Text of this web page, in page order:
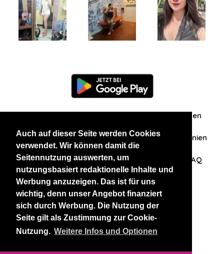
Auch auf dieser Seite werden Cookies
verwendet. Wir können damit die
Seitennutzung auswerten, um
nutzungsbasiert redaktionelle Inhalte und
Werbung anzuzeigen. Das ist für uns
wichtig, denn unser Angebot finanziert
sich durch Werbung. Die Nutzung der
Seite gilt als Zustimmung zur Cookie-
Nutzung. Weitere Infos und Optionen
Zuschriften/Erfahrungen
Datenschutzerklärung AGB Datenschutzrichtlinien
Nehmen Sie Kontakt mit uns auf FAQ
Unsere anderen Websites
BlackAndBeauties RussianKisses